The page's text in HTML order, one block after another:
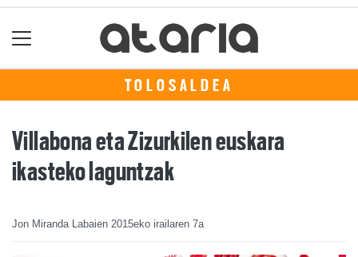
TOLOSALDEA
Villabona eta Zizurkilen euskara
ikasteko laguntzak
Jon Miranda Labaien 2015eko irailaren 7a